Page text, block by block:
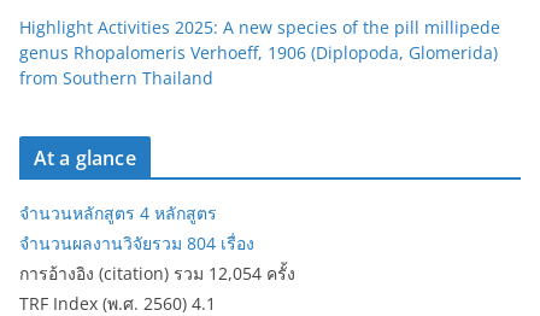
Highlight Activities 2025: A new species of the pill millipede
genus Rhopalomeris Verhoeff, 1906 (Diplopoda, Glomerida)
from Southern Thailand
At a glance
จำนวนหลักสูตร 4 หลักสูตร
จำนวนผลงานวิจัยรวม 804 เรื่อง
การอ้างอิง (citation) รวม 12,054 ครั้ง
TRF Index (พ.ศ. 2560) 4.1